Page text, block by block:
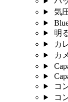
気
明
カ
カ
コ
コ